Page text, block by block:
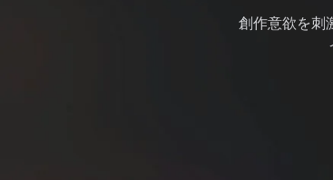
創作意欲を刺